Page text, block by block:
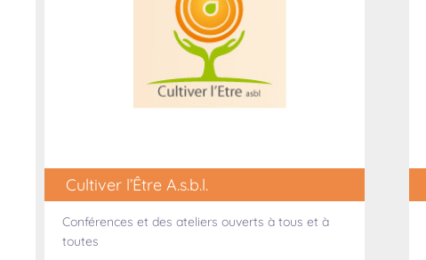
Cultiver l’Être A.s.b.l.
Conférences et des ateliers ouverts à tous et à
toutes